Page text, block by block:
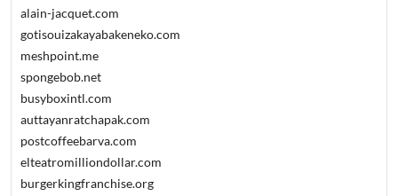
alain-jacquet.com
gotisouizakayabakeneko.com
meshpoint.me
spongebob.net
busyboxintl.com
auttayanratchapak.com
postcoffeebarva.com
elteatromilliondollar.com
burgerkingfranchise.org